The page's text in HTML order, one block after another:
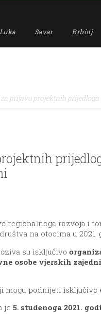
Luka Savar Brbinj
prijavu projektnih
regionalnoga razvoja i
na otocima u 2021.
su isključivo
osobe vjerskih
mogu podnijeti
je 5. studenoga 2021.